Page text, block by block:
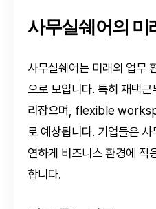
사무실쉐어의 미
사무실쉐어는 미래의 업무
으로 보입니다. 특히 재택
리잡으며, flexible
로 예상됩니다. 기업들은
연하게 비즈니스 환경에 적
합니다.